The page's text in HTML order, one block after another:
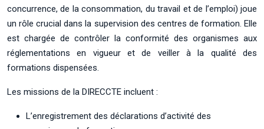
concurrence, de la consommation, du travail et de l’emploi) joue
un rôle crucial dans la supervision des centres de formation. Elle
est chargée de contrôler la conformité des organismes aux
réglementations en vigueur et de veiller à la qualité des
formations dispensées.
Les missions de la DIRECCTE incluent :
L’enregistrement des déclarations d’activité des